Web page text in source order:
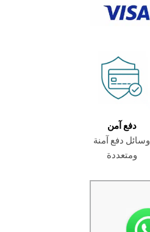
دفع آمن
وسائل دفع آمنة
ومتعددة